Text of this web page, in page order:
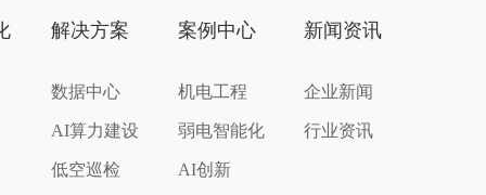
解决方案
数据中心
AI算力建设
低空巡检
案例中心
机电工程
弱电智能化
AI创新
新闻资讯
企业新闻
行业资讯